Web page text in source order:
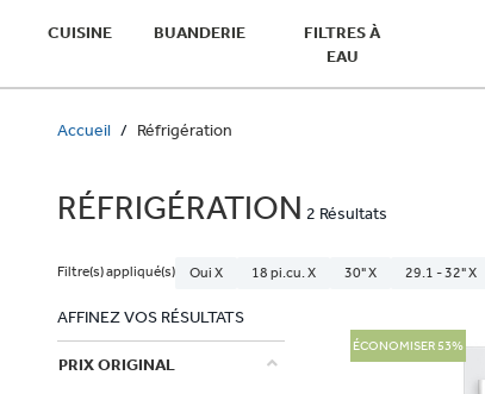
CUISINE BUANDERIE
FILTRES À
EAU
Accueil Réfrigération
RÉFRIGÉRATION 2 Résultats
Filtre(s) appliqué(s) Oui X 18 pi.cu. X 30" X 29.1 - 32" X
AFFINEZ VOS RÉSULTATS
PRIX ORIGINAL
ÉCONOMISER 53%